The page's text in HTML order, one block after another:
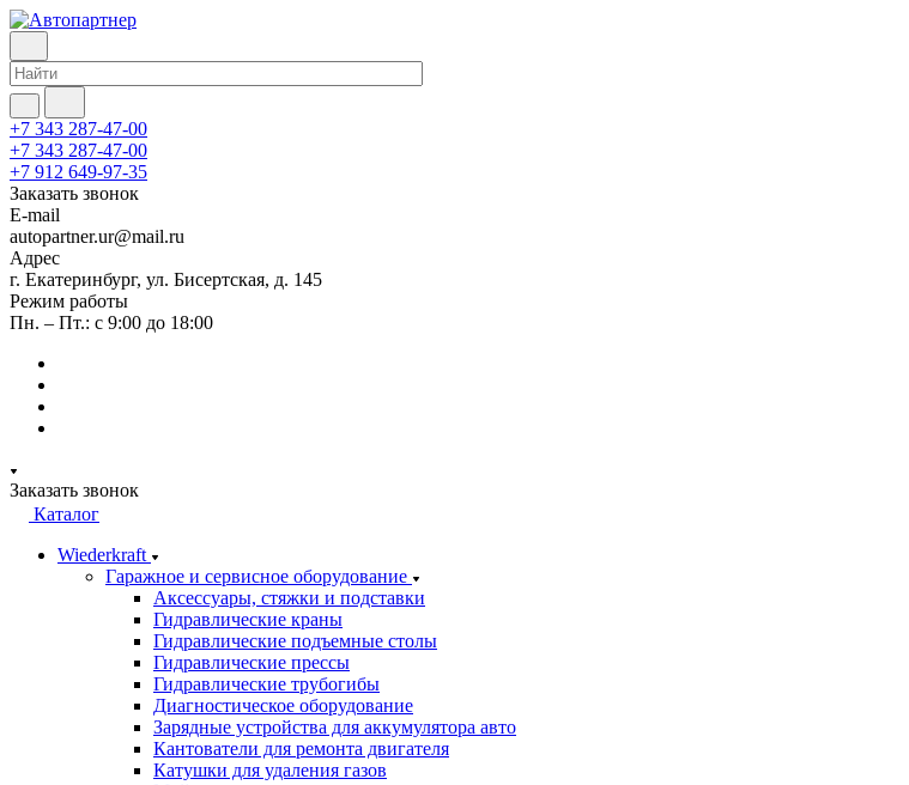
+7 343 287-47-00
+7 343 287-47-00
+7 912 649-97-35
Заказать звонок
E-mail
autopartner.ur@mail.ru
Адрес
г. Екатеринбург, ул. Бисертская, д. 145
Режим работы
Пн. – Пт.: с 9:00 до 18:00
Заказать звонок
Каталог
Wiederkraft
Гаражное и сервисное оборудование
Аксессуары, стяжки и подставки
Гидравлические краны
Гидравлические подъемные столы
Гидравлические прессы
Гидравлические трубогибы
Диагностическое оборудование
Зарядные устройства для аккумулятора авто
Кантователи для ремонта двигателя
Катушки для удаления газов